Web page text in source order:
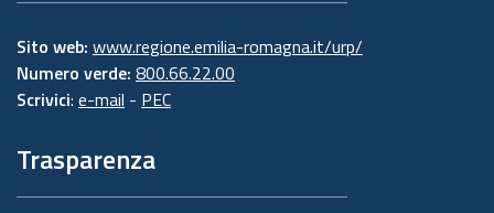
Sito web: www.regione.emilia-romagna.it/urp/
Numero verde: 800.66.22.00
Scrivici: e-mail - PEC
Trasparenza